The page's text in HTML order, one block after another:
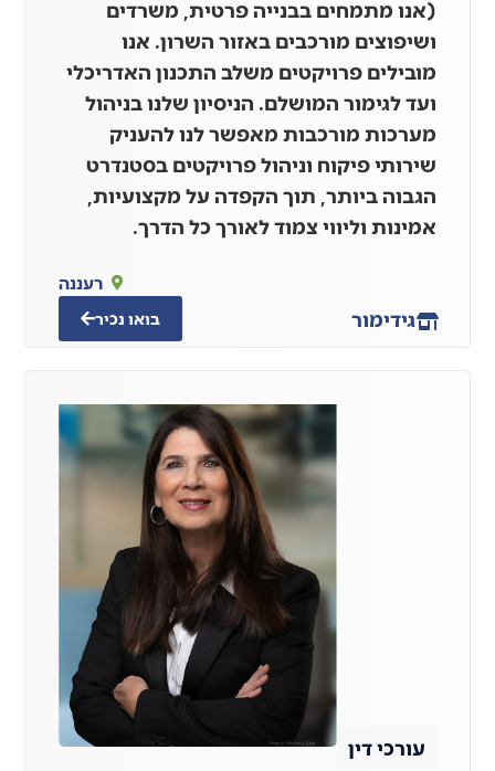
(אנו מתמחים בבנייה פרטית, משרדים
ושיפוצים מורכבים באזור השרון. אנו
מובילים פרויקטים משלב התכנון האדריכלי
ועד לגימור המושלם. הניסיון שלנו בניהול
מערכות מורכבות מאפשר לנו להעניק
שירותי פיקוח וניהול פרויקטים בסטנדרט
הגבוה ביותר, תוך הקפדה על מקצועיות,
אמינות וליווי צמוד לאורך כל הדרך.
גידימור
רעננה
בואו נכיר
עורכי דין